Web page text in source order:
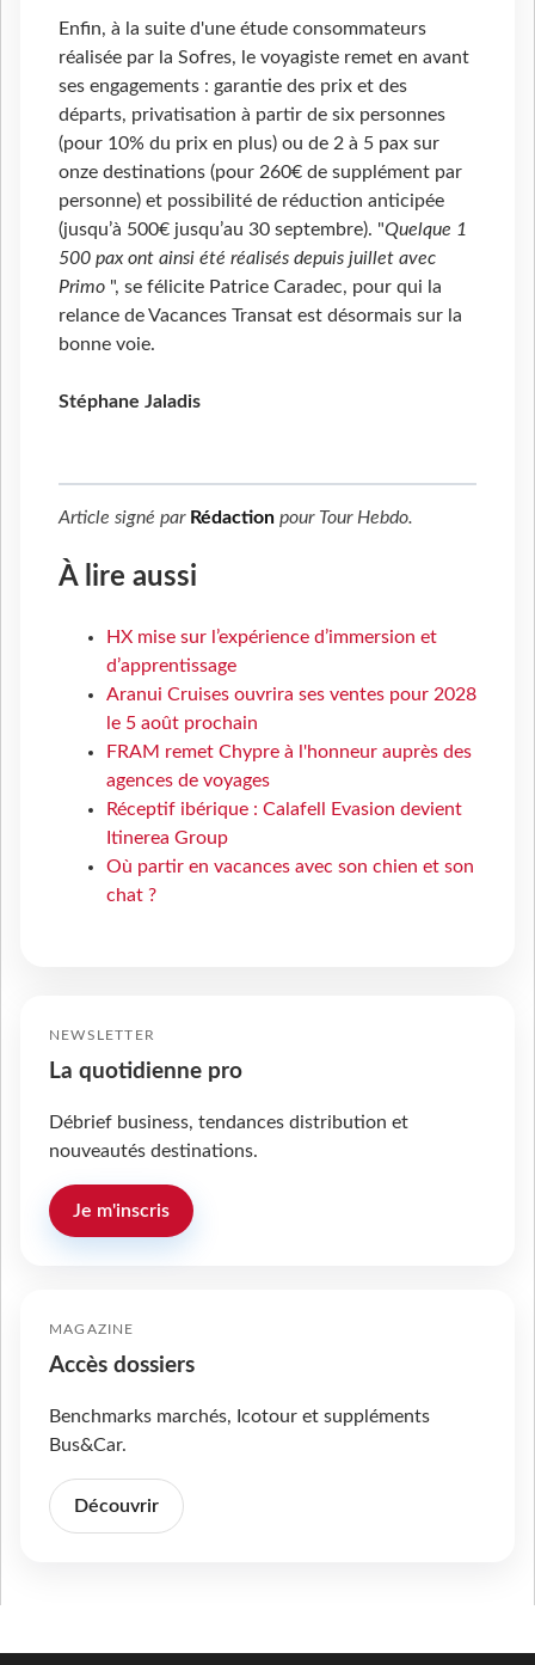
Enfin, à la suite d'une étude consommateurs
réalisée par la Sofres, le voyagiste remet en avant
ses engagements : garantie des prix et des
départs, privatisation à partir de six personnes
(pour 10% du prix en plus) ou de 2 à 5 pax sur
onze destinations (pour 260€ de supplément par
personne) et possibilité de réduction anticipée
(jusqu’à 500€ jusqu’au 30 septembre). "Quelque 1
500 pax ont ainsi été réalisés depuis juillet avec
Primo ", se félicite Patrice Caradec, pour qui la
relance de Vacances Transat est désormais sur la
bonne voie.
Stéphane Jaladis
Article signé par Rédaction pour Tour Hebdo.
À lire aussi
HX mise sur l’expérience d’immersion et
d’apprentissage
Aranui Cruises ouvrira ses ventes pour 2028
le 5 août prochain
FRAM remet Chypre à l'honneur auprès des
agences de voyages
Réceptif ibérique : Calafell Evasion devient
Itinerea Group
Où partir en vacances avec son chien et son
chat ?
NEWSLETTER
La quotidienne pro
Débrief business, tendances distribution et
nouveautés destinations.
Je m'inscris
MAGAZINE
Accès dossiers
Benchmarks marchés, Icotour et suppléments
Bus&Car.
Découvrir